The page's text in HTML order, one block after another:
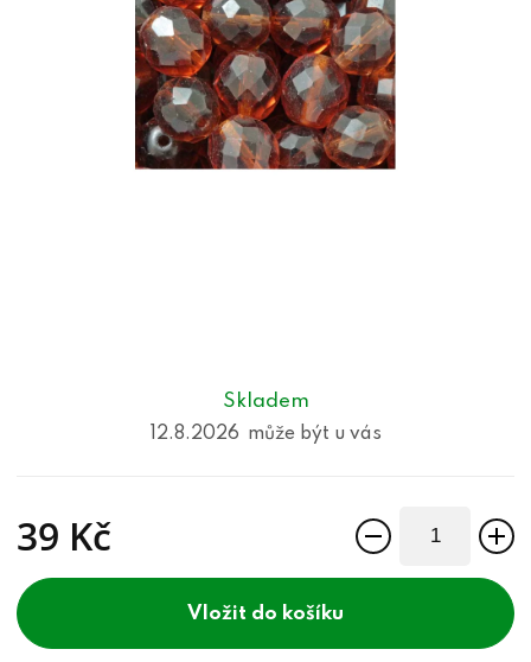
Skladem
12.8.2026
39 Kč
do košíku